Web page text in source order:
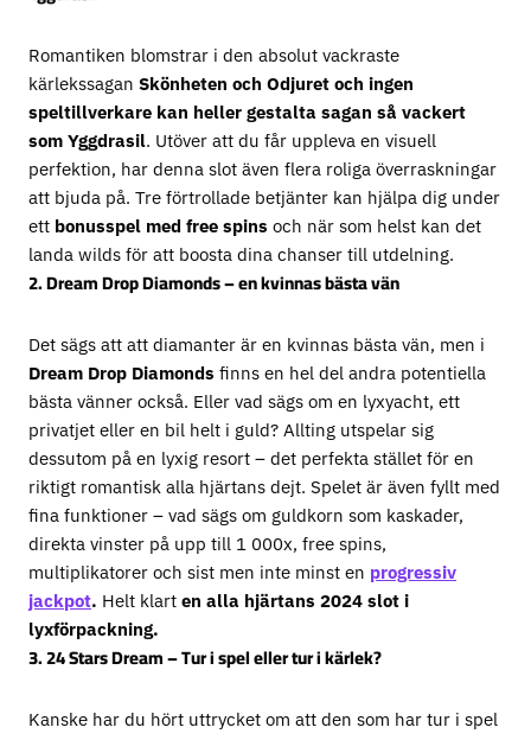
Romantiken blomstrar i den absolut vackraste
kärlekssagan Skönheten och Odjuret och ingen
speltillverkare kan heller gestalta sagan så vackert
som Yggdrasil. Utöver att du får uppleva en visuell
perfektion, har denna slot även flera roliga överraskningar
att bjuda på. Tre förtrollade betjänter kan hjälpa dig under
ett bonusspel med free spins och när som helst kan det
landa wilds för att boosta dina chanser till utdelning.
2. Dream Drop Diamonds – en kvinnas bästa vän
Det sägs att att diamanter är en kvinnas bästa vän, men i
Dream Drop Diamonds finns en hel del andra potentiella
bästa vänner också. Eller vad sägs om en lyxyacht, ett
privatjet eller en bil helt i guld? Allting utspelar sig
dessutom på en lyxig resort – det perfekta stället för en
riktigt romantisk alla hjärtans dejt. Spelet är även fyllt med
fina funktioner – vad sägs om guldkorn som kaskader,
direkta vinster på upp till 1 000x, free spins,
multiplikatorer och sist men inte minst en progressiv
jackpot. Helt klart en alla hjärtans 2024 slot i
lyxförpackning.
3. 24 Stars Dream – Tur i spel eller tur i kärlek?
Kanske har du hört uttrycket om att den som har tur i spel